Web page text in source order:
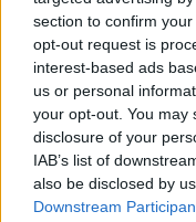
section to confirm
opt-out request is
interest-based ads
us or personal
your opt-out. You may
disclosure of your
IAB’s list of
also be disclosed by
Downstream